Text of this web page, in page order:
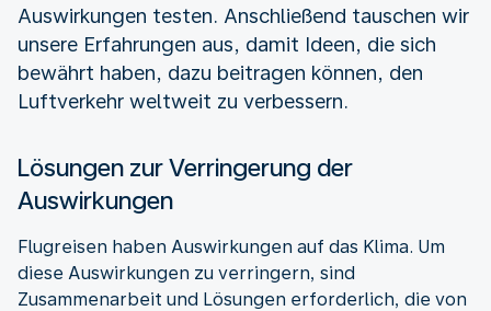
Auswirkungen testen. Anschließend tauschen wir
unsere Erfahrungen aus, damit Ideen, die sich
bewährt haben, dazu beitragen können, den
Luftverkehr weltweit zu verbessern.
Lösungen zur Verringerung der
Auswirkungen
Flugreisen haben Auswirkungen auf das Klima. Um
diese Auswirkungen zu verringern, sind
Zusammenarbeit und Lösungen erforderlich, die von